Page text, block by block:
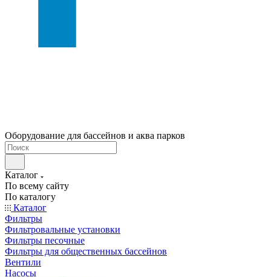
Оборудование для бассейнов и аква парков
Каталог
По всему сайту
По каталогу
Каталог
Фильтры
Фильтровальные установки
Фильтры песочные
Фильтры для общественных бассейнов
Вентили
Насосы